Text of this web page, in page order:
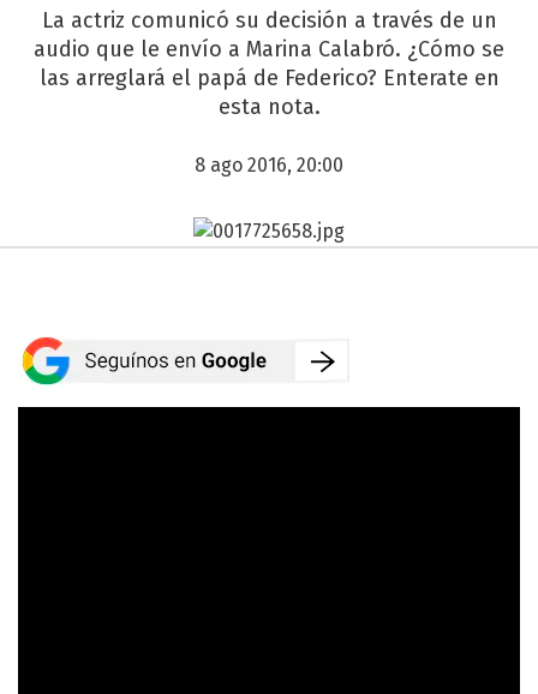
La actriz comunicó su decisión a través de un
audio que le envío a Marina Calabró. ¿Cómo se
las arreglará el papá de Federico? Enterate en
esta nota.
8 ago 2016, 20:00